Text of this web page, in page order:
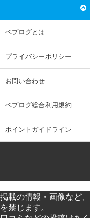
ベプログとは
プライバシーポリシー
お問い合わせ
ベプログ総合利用規約
ポイントガイドライン
掲載の情報・画像など
を禁じます。